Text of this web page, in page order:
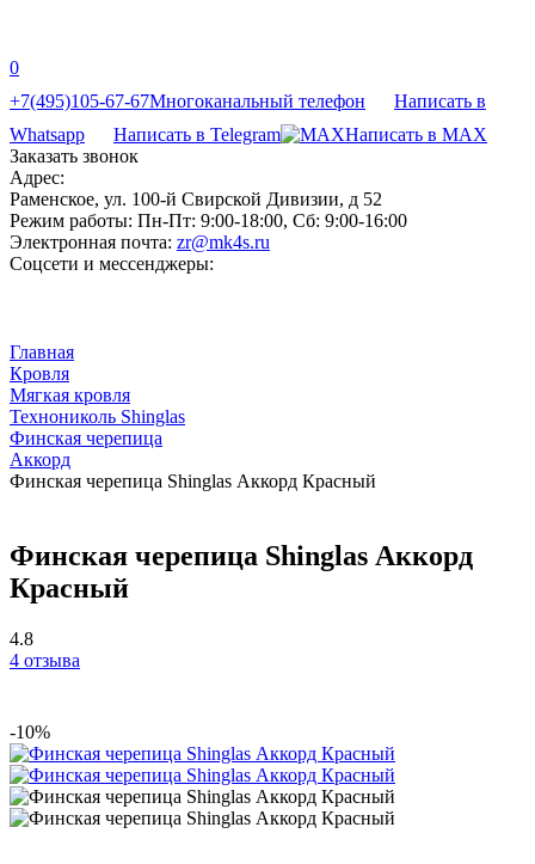
0
+7(495)105-67-67Многоканальный телефон
Написать в
Whatsapp
Написать в Telegram
Написать в MAX
Заказать звонок
Адрес:
Раменское, ул. 100-й Свирской Дивизии, д 52
Режим работы: Пн-Пт: 9:00-18:00, Сб: 9:00-16:00
Электронная почта: zr@mk4s.ru
Соцсети и мессенджеры:
Главная
Кровля
Мягкая кровля
Технониколь Shinglas
Финская черепица
Аккорд
Финская черепица Shinglas Аккорд Красный
Финская черепица Shinglas Аккорд
Красный
4.8
4 отзыва
-10%